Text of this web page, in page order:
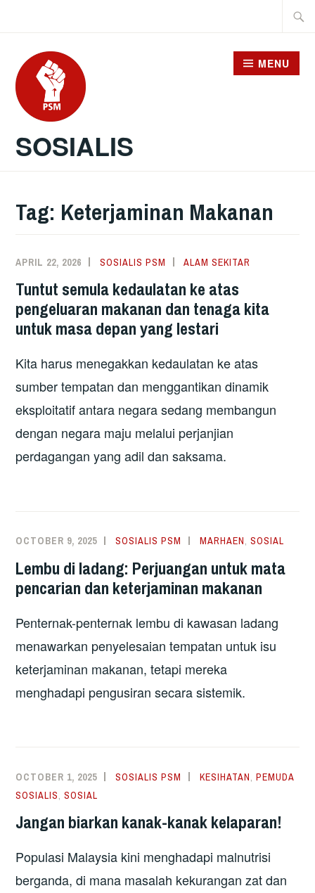
content
SOSIALIS
MENU
Tag: Keterjaminan Makanan
APRIL 22, 2026 SOSIALIS PSM ALAM SEKITAR
Tuntut semula kedaulatan ke atas
pengeluaran makanan dan tenaga kita
untuk masa depan yang lestari
Kita harus menegakkan kedaulatan ke atas
sumber tempatan dan menggantikan dinamik
eksploitatif antara negara sedang membangun
dengan negara maju melalui perjanjian
perdagangan yang adil dan saksama.
OCTOBER 9, 2025 SOSIALIS PSM MARHAEN,SOSIAL
Lembu di ladang: Perjuangan untuk mata
pencarian dan keterjaminan makanan
Penternak-penternak lembu di kawasan ladang
menawarkan penyelesaian tempatan untuk isu
keterjaminan makanan, tetapi mereka
menghadapi pengusiran secara sistemik.
OCTOBER 1, 2025 SOSIALIS PSM KESIHATAN,PEMUDA
SOSIALIS,SOSIAL
Jangan biarkan kanak-kanak kelaparan!
Populasi Malaysia kini menghadapi malnutrisi
berganda, di mana masalah kekurangan zat dan